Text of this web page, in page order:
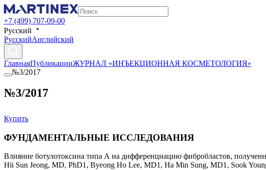
+7 (499) 707-09-00
Русский
РусскийАнглийский
ГлавнаяПубликацииЖУРНАЛ «ИНЪЕКЦИОННАЯ КОСМЕТОЛОГИЯ»
№3/2017
№3/2017
Купить
ФУНДАМЕНТАЛЬНЫЕ ИССЛЕДОВАНИЯ
Влияние ботулотоксина типа А на дифференциацию фибробластов,
Hii Sun Jeong, MD, PhD1, Byeong Ho Lee, MD1, Ha Min Sung, MD1, Sook